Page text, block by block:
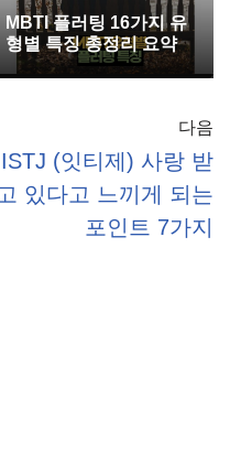
MBTI 플러팅 16가지 유
형별 특징 총정리 요약
다음
ISTJ (잇티제) 사랑 받
고 있다고 느끼게 되는
포인트 7가지